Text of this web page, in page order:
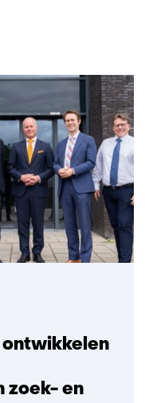
ontwikkelen
zoek- en